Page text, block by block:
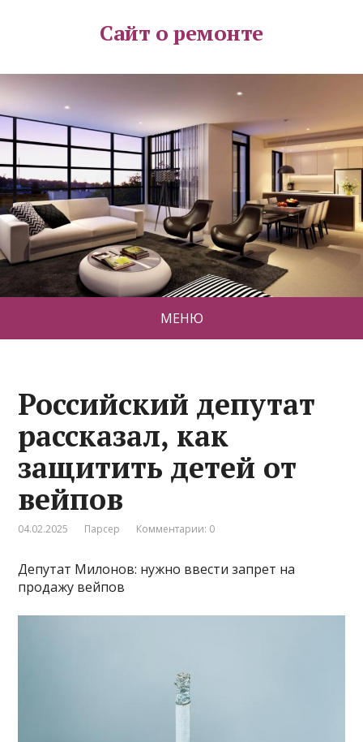
Сайт о ремонте
МЕНЮ
Российский депутат
рассказал, как
защитить детей от
вейпов
04.02.2025 Парсер Комментарии: 0
Депутат Милонов: нужно ввести запрет на
продажу вейпов